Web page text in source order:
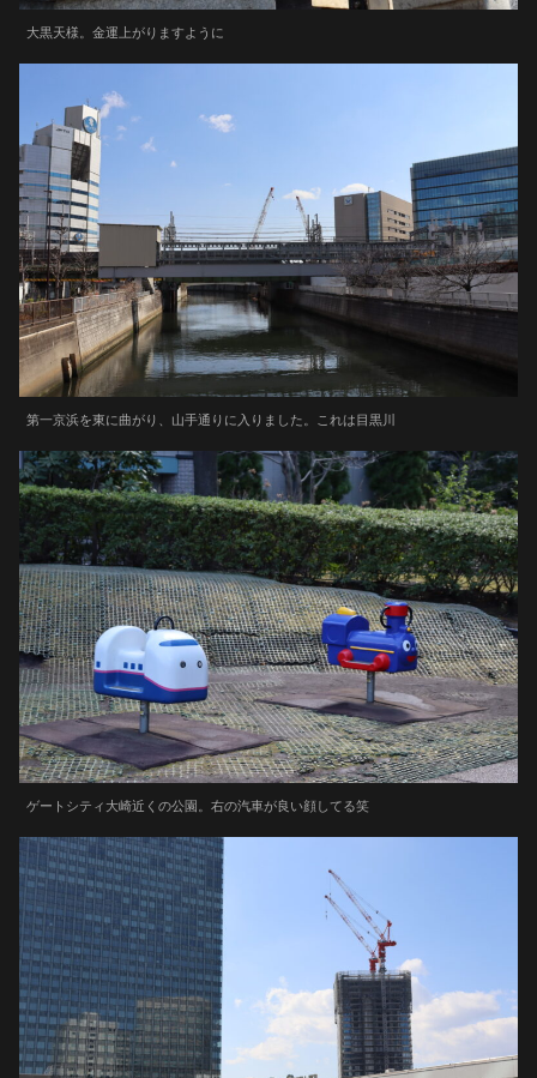
大黒天様。金運上がりますように
第一京浜を東に曲がり、山手通りに入りました。これは目黒川
ゲートシティ大崎近くの公園。右の汽車が良い顔してる笑